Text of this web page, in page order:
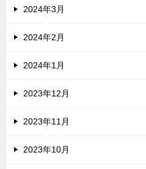
2024年3月
2024年2月
2024年1月
2023年12月
2023年11月
2023年10月